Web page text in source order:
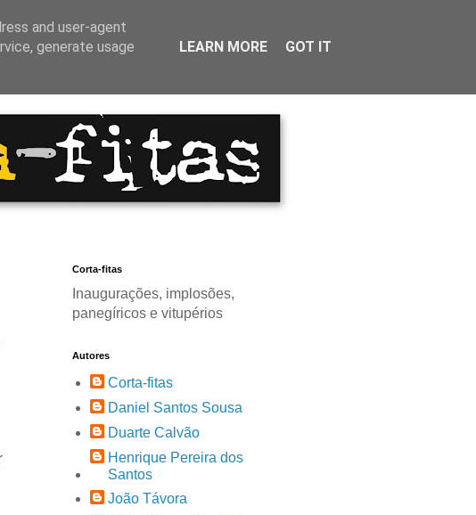
Corta-fitas
Inaugurações, implosões,
panegíricos e vitupérios
Autores
Corta-fitas
Daniel Santos Sousa
Duarte Calvão
Henrique Pereira dos
Santos
João Távora
and user-agent
generate usage
LEARN MORE GOT IT